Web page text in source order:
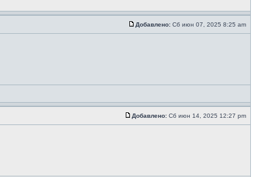
Добавлено: Сб июн 07, 2025 8:25 am
Добавлено: Сб июн 14, 2025 12:27 pm